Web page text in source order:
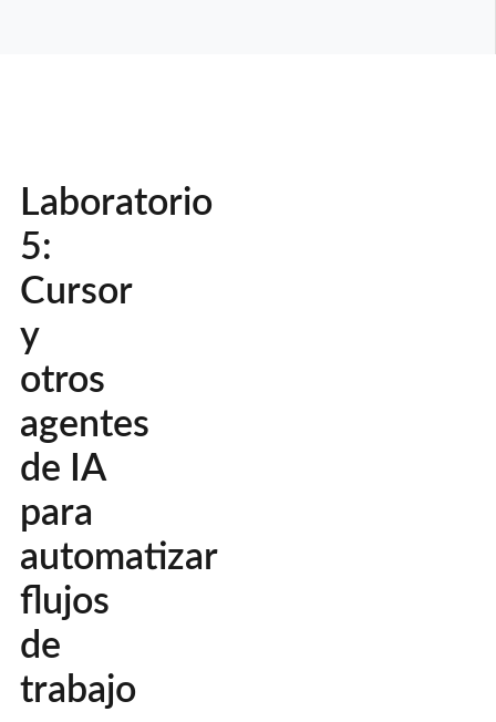
Laboratorio
5:
Cursor
y
otros
agentes
de IA
para
automatizar
flujos
de
trabajo